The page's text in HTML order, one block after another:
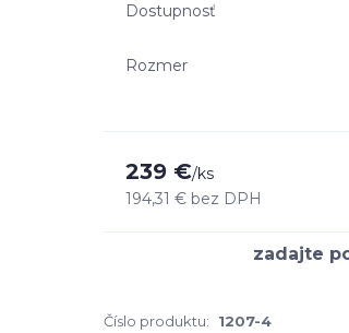
Dostupnosť
Rozmer
239 €/ks
194,31 € bez DPH
Číslo produktu: 1207-4